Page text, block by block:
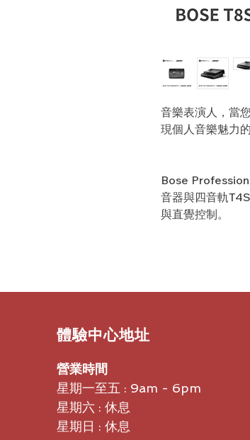
音樂表演人，當
現個人音樂魅力
Bose
音器與四音軌
與直覺控制。
​體驗中心地址
營業時間
星期一至五 : 9am - 6pm
星期六 : 休息
星期日 : 休息